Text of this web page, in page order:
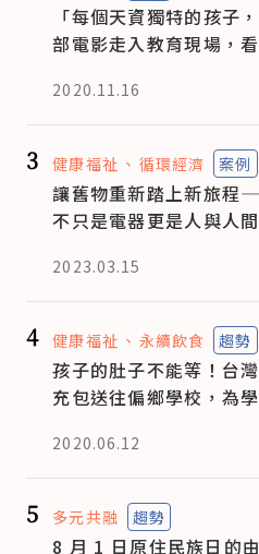
「每個天資獨特的孩子
部電影走入教育現場，
2020.11.16
3 健康福祉 循環經濟 案例
讓舊物重新踏上新旅程
不只是電器更是人與人
2023.03.15
4 健康福祉 永續飲食 趨勢
孩子的肚子不能等！台
充包送往偏鄉學校，為
2020.06.12
5 多元共融 趨勢
8 月 1 日原住民族日的